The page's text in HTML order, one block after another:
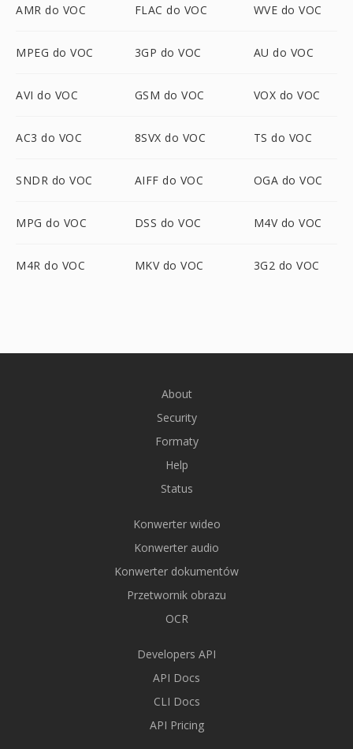
AMR do VOC FLAC do VOC WVE do VOC
MPEG do VOC 3GP do VOC AU do VOC
AVI do VOC GSM do VOC VOX do VOC
AC3 do VOC 8SVX do VOC TS do VOC
SNDR do VOC AIFF do VOC OGA do VOC
MPG do VOC DSS do VOC M4V do VOC
M4R do VOC MKV do VOC 3G2 do VOC
About
Security
Formaty
Help
Status
Konwerter wideo
Konwerter audio
Konwerter dokumentów
Przetwornik obrazu
OCR
Developers API
API Docs
CLI Docs
API Pricing